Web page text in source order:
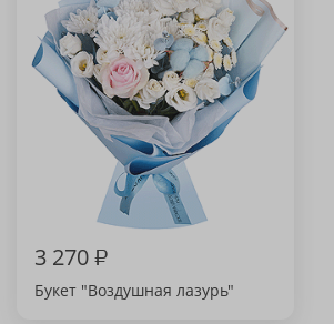
3 270₽
Букет "Воздушная лазурь"